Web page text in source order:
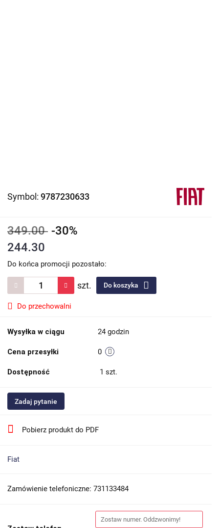
Symbol: 9787230633
349.00 -30%
244.30
Do końca promocji pozostało:
szt. Do koszyka
Do przechowalni
Wysyłka w ciągu 24 godzin
Cena przesyłki 0
Dostępność 1 szt.
Zadaj pytanie
Pobierz produkt do PDF
Fiat
Zamówienie telefoniczne: 731133484